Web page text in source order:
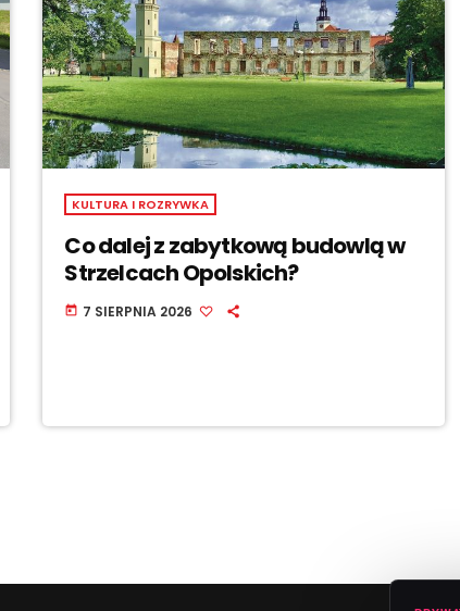
KULTURA I ROZRYWKA
Co dalej z zabytkową budowlą w
Strzelcach Opolskich?
today 7 SIERPNIA 2026